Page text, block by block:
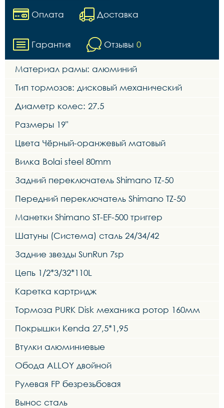
Оплата Доставка
Гарантия Отзывы 0
Материал рамы: алюминий
Тип тормозов: дисковый механический
Диаметр колес: 27.5
Размеры 19"
Цвета Чёрный-оранжевый матовый
Вилка Bolai steel 80mm
Задний переключатель Shimano TZ-50
Передний переключатель Shimano TZ-50
Манетки Shimano ST-EF-500 триггер
Шатуны (Система) сталь 24/34/42
Задние звезды SunRun 7sp
Цепь 1/2*3/32*110L
Каретка картридж
Тормоза PURK Disk механика ротор 160мм
Покрышки Kenda 27,5*1,95
Втулки алюминиевые
Обода ALLOY двойной
Рулевая FP безрезьбовая
Вынос сталь